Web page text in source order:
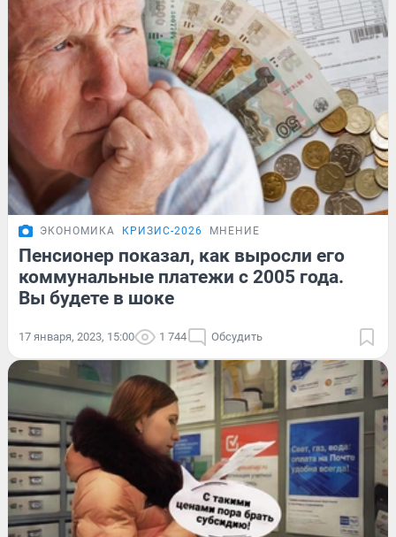
ЭКОНОМИКА КРИЗИС-2026 МНЕНИЕ
Пенсионер показал, как выросли его
коммунальные платежи с 2005 года.
Вы будете в шоке
17 января, 2023, 15:00 1 744 Обсудить